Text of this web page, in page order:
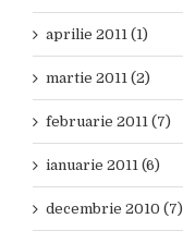
aprilie 2011 (1)
martie 2011 (2)
februarie 2011 (7)
ianuarie 2011 (6)
decembrie 2010 (7)